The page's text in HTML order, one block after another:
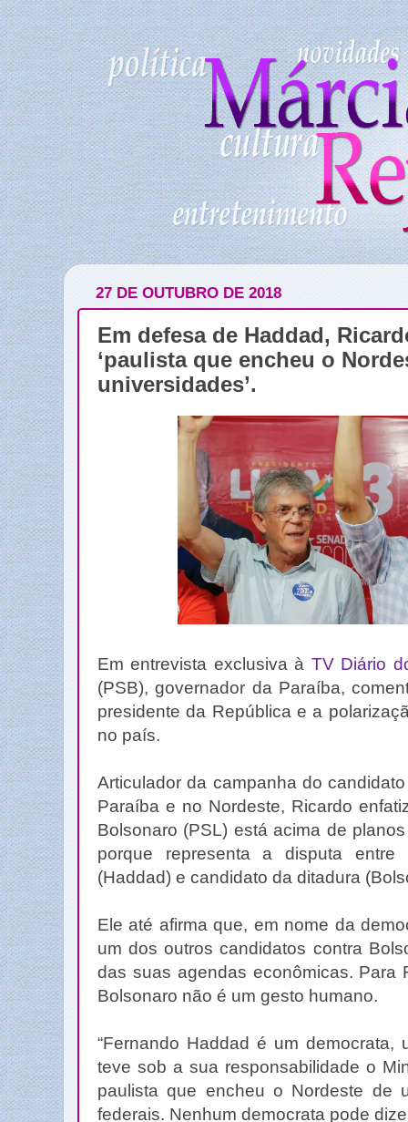
27 DE OUTUBRO DE 2018
Em defesa de Haddad,
‘paulista que encheu o
universidades’.
Em entrevista exclusiva à TV Diário
(PSB), governador da Paraíba,
presidente da República e a
no país.
Articulador da campanha do
Paraíba e no Nordeste, Ricardo
Bolsonaro (PSL) está acima de
porque representa a disputa entre
(Haddad) e candidato da ditadura
Ele até afirma que, em nome da
um dos outros candidatos contra
das suas agendas econômicas. Para
Bolsonaro não é um gesto humano.
“Fernando Haddad é um democrata,
teve sob a sua responsabilidade o
paulista que encheu o Nordeste de
federais. Nenhum democrata pode